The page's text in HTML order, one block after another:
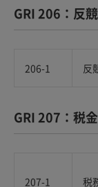
GRI 206：反
206-1 反
GRI 207：税
207-1 税